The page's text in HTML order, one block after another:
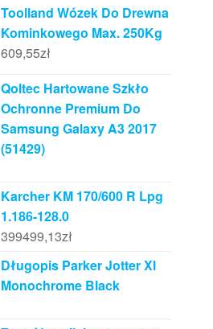
Toolland Wózek Do Drewna
Kominkowego Max. 250Kg
609,55zł
Qoltec Hartowane Szkło
Ochronne Premium Do
Samsung Galaxy A3 2017
(51429)
Karcher KM 170/600 R Lpg
1.186-128.0
399499,13zł
Długopis Parker Jotter Xl
Monochrome Black